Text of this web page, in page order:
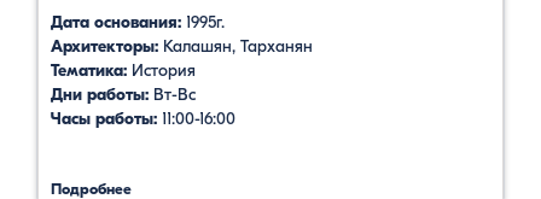
Дата основания: 1995г.
Архитекторы: Калашян, Тарханян
Тематика: История
Дни работы: Вт-Вс
Часы работы: 11:00-16:00
Подробнее